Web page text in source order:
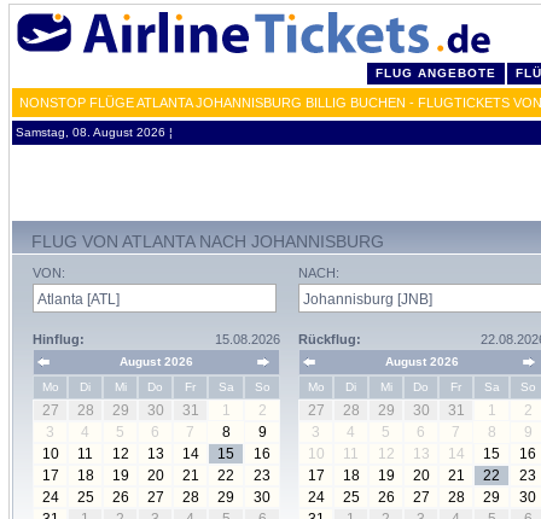
FLUG ANGEBOTE
NONSTOP FLÜGE ATLANTA JOHANNISBURG BILLIG BUCHEN - FLUGTICKETS
Samstag, 08. August 2026 ¦
FLUG VON ATLANTA NACH JOHANNISBURG
VON:
Hinflug: 15.08.2026
August 2026
Mo
Di Mi Do Fr Sa So
27 28 29 30 31 1
2
3
4 5 6 7 8
9
10
11 12 13 14 15
16
17
18 19 20 21 22
23
24
25 26 27 28 29
30
NACH:
Rückflug:
August 2026
Mo
Di Mi Do Fr Sa So
27 28 29 30 31 1
2
3
4 5 6 7 8
9
10
11 12 13 14 15
16
17
18 19 20 21 22
23
24
25 26 27 28 29
30